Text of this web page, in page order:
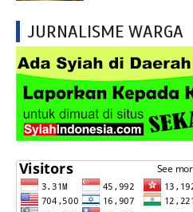
JURNALISME WARGA